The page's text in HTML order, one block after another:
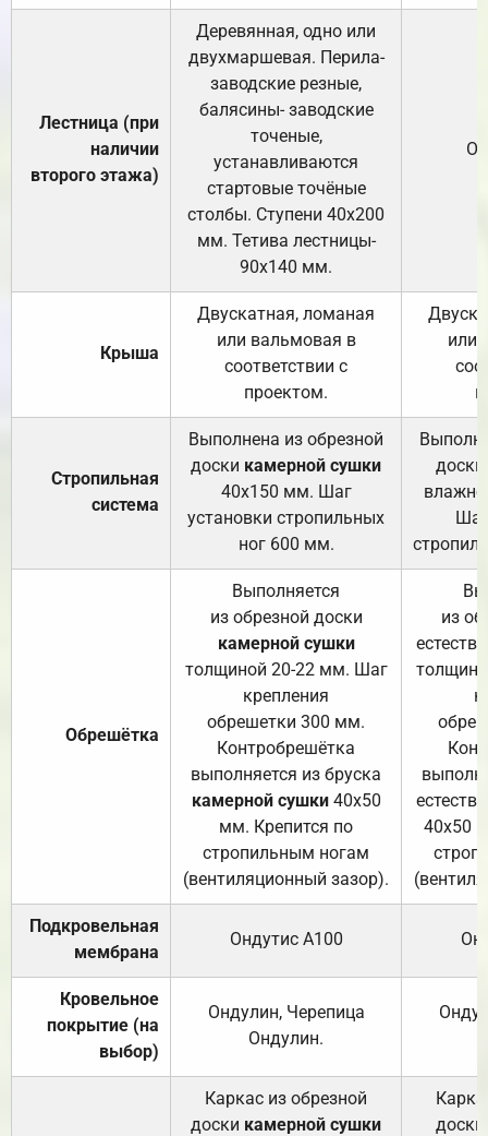
Лестница (при
наличии
второго этажа)
Деревянная, одно или
двухмаршевая. Перила-
заводские резные,
балясины- заводские
точеные,
устанавливаются
стартовые точёные
столбы. Ступени 40х200
мм. Тетива лестницы-
90х140 мм.
Крыша
Двускатная, ломаная
или вальмовая в
соответствии с
проектом.
или
Стропильная
система
Выполнена из обрезной
доски камерной сушки
40х150 мм. Шаг
установки стропильных
ног 600 мм.
доски
Обрешётка
Выполняется
из обрезной доски
камерной сушки
толщиной 20-22 мм. Шаг
крепления
обрешетки 300 мм.
Контробрешётка
выполняется из бруска
камерной сушки40х50
мм. Крепится по
стропильным ногам
(вентиляционный зазор).
из
40х50
Подкровельная
мембрана
Ондутис А100
Кровельное
покрытие (на
выбор)
Ондулин, Черепица
Ондулин.
Каркас из обрезной
доски камерной сушки
доски